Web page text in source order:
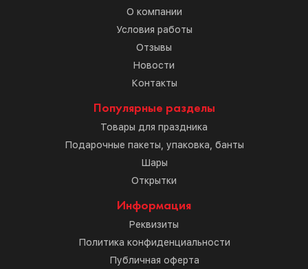
О компании
Условия работы
Отзывы
Новости
Контакты
Популярные разделы
Товары для праздника
Подарочные пакеты, упаковка, банты
Шары
Открытки
Информация
Реквизиты
Политика конфиденциальности
Публичная оферта